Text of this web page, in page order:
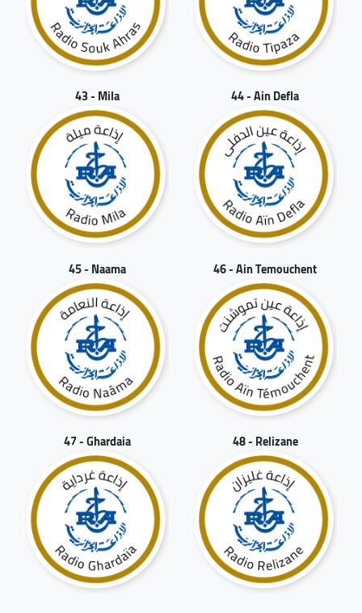
43 - Mila 44 - Ain Defla
45 - Naama 46 - Ain Temouchent
47 - Ghardaia 48 - Relizane